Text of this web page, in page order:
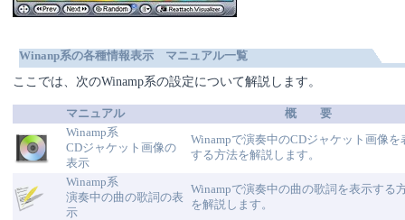
Winanp系の各種情報表示 マニュアル一覧
ここでは、次のWinamp系の設定について解説します。
マニュアル
概 要
Winamp系
CDジャケット画像の
表示
Winampで演奏中のCDジャケット画像を
する方法を解説します。
Winamp系
演奏中の曲の歌詞の表
示
Winampで演奏中の曲の歌詞を表示する
を解説します。